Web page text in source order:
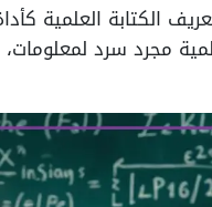
الكتابة العلمية
مجرد سرد